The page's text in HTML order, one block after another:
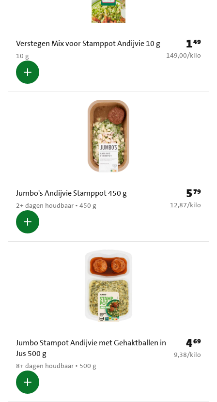
Verstegen Mix voor Stamppot Andijvie 10 g
10 g
Prijs: €
149
€ 149,00 per kilo
149,00/kilo
Jumbo's Andijvie Stamppot 450 g
2+ dagen houdbaar • 450 g
Prijs: €
579
€ 12,87 per kilo
12,87/kilo
Jumbo Stampot Andijvie met Gehaktballen in
Jus 500 g
8+ dagen houdbaar • 500 g
Prijs: €
469
€ 9,38 per kilo
9,38/kilo